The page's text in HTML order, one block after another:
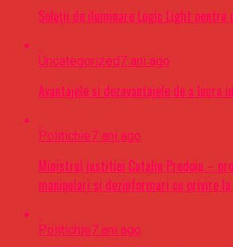
Soluții de iluminare Logic Light pentru
Uncategorized7 ani ago
Avantajele si dezavantajele de a lucra
Politichie7 ani ago
Ministrul justitiei Catalin Predoiu –
manipulari si dezinformari cu privire la
Politichie7 ani ago